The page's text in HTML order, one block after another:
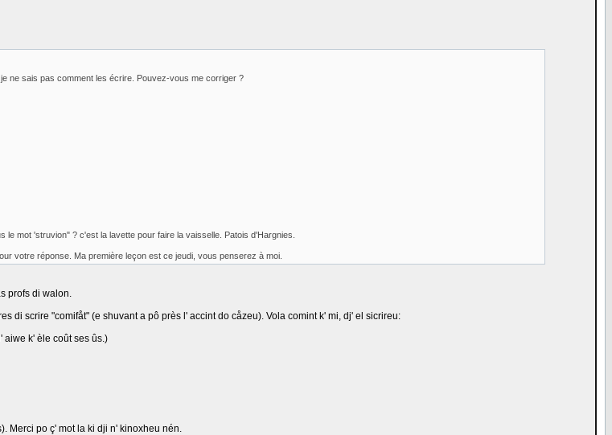
ne sais pas comment les écrire. Pouvez-vous me corriger ?
mot 'struvion" ? c'est la lavette pour faire la vaisselle. Patois d'Hargnies.
votre réponse. Ma première leçon est ce jeudi, vous penserez à moi.
profs di walon.
di scrire "comifåt" (e shuvant a pô près l' accint do cåzeu). Vola comint k' mi, dj' el sicrireu:
aiwe k' èle coût ses ûs.)
Merci po ç' mot la ki dji n' kinoxheu nén.